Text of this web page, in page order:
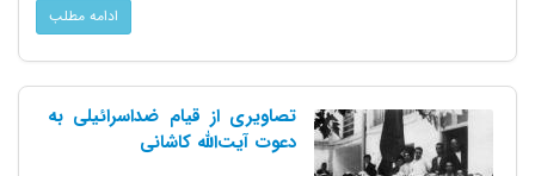
ادامه مطلب
تصاویری از قیام ضداسرائیلی به
دعوت آیت‌الله کاشانی